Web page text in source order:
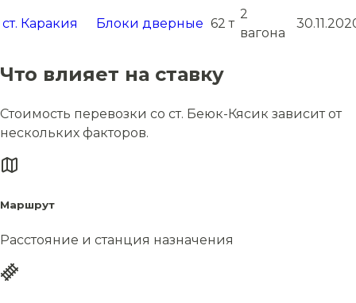
ст. Каракия Блоки дверные 62 т
2
вагона
Что влияет на ставку
Стоимость перевозки со ст. Беюк-Кясик зависит от
нескольких факторов.
Маршрут
Расстояние и станция назначения